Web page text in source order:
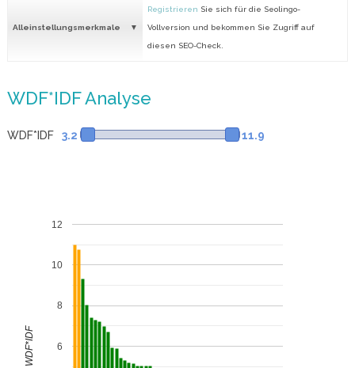
Alleinstellungsmerkmale
Registrieren Sie sich für die Seolingo-
Vollversion und bekommen Sie Zugriff auf
diesen SEO-Check.
WDF*IDF Analyse
WDF*IDF 3.2 11.9
6
8
10
12
WDF*IDF